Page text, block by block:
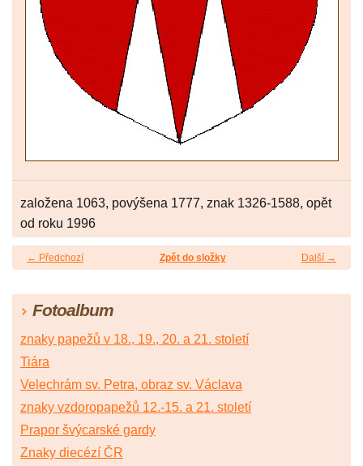
založena 1063, povýšena 1777, znak 1326-1588, opět
od roku 1996
← Předchozí Další →
Zpět do složky
Fotoalbum
znaky papežů v 18., 19., 20. a 21. století
Tiára
Velechrám sv. Petra, obraz sv. Václava
znaky vzdoropapežů 12.-15. a 21. století
Prapor švýcarské gardy
Znaky diecézí ČR